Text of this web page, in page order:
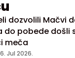
dozvolili Mačvi
do pobede došli
meča
Jul 2026.